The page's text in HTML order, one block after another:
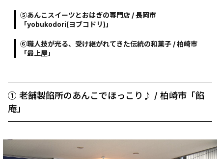
⑤あんこスイーツとおはぎの専門店 / 長岡市
「yobukodori(ヨブコドリ)」
⑥職人技が光る、受け継がれてきた伝統の和菓子 / 柏崎市
「最上屋」
➀ 老舗製餡所のあんこでほっこり♪ / 柏崎市「餡
庵」